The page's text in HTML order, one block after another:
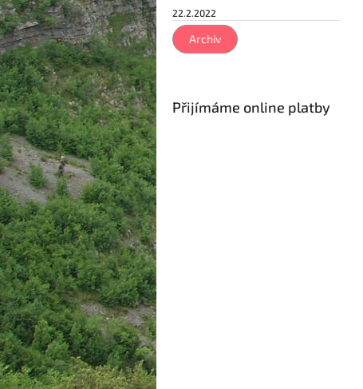
22.2.2022
Archiv
Přijímáme online platby